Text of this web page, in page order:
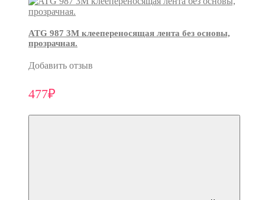
ATG 987 3М клеепереносящая лента без основы,
прозрачная.
Добавить отзыв
477₽